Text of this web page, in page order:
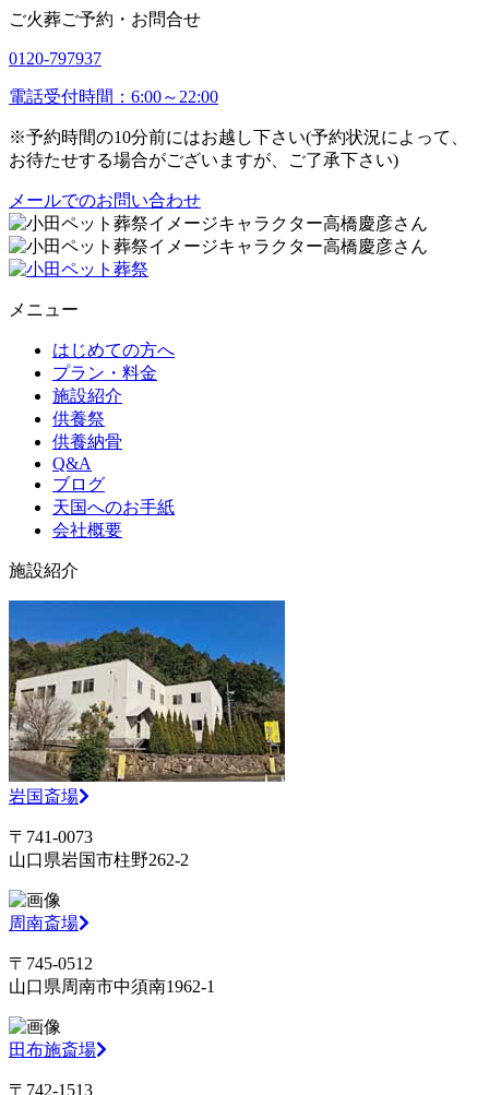
ご火葬ご予約・お問合せ
0120-797937
電話受付時間：6:00～22:00
※予約時間の10分前にはお越し下さい(予約状況によって、
お待たせする場合がございますが、ご了承下さい)
メールでのお問い合わせ
メニュー
はじめての方へ
プラン・料金
施設紹介
供養祭
供養納骨
Q&A
ブログ
天国へのお手紙
会社概要
施設紹介
岩国斎場
〒741-0073
山口県岩国市柱野262-2
周南斎場
〒745-0512
山口県周南市中須南1962-1
田布施斎場
〒742-1513